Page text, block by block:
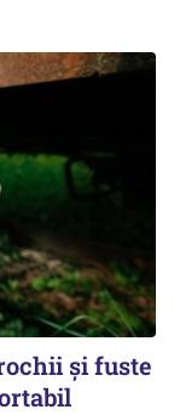
și fuste